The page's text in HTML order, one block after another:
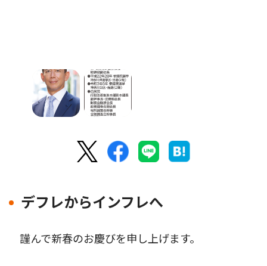
デフレからインフレへ
謹んで新春のお慶びを申し上げます。